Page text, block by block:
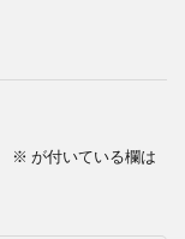
※ が付いている欄は